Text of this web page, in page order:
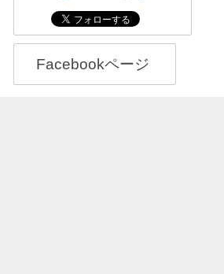
Facebookページ